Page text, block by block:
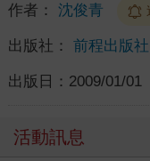
作者： 沈俊青
出版社： 前程出版社
出版日： 2009/01/01
活動訊息